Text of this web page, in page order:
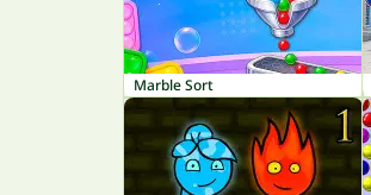
Marble Sort